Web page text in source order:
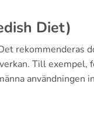
Diet)
rekommenderas
Till exempel,
användningen